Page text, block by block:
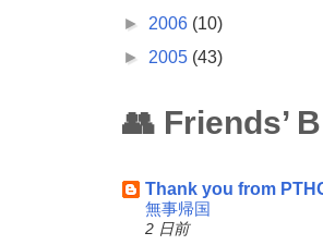
► 2006 (10)
► 2005 (43)
👥 Friends’
Thank you from
無事帰国
2 日前